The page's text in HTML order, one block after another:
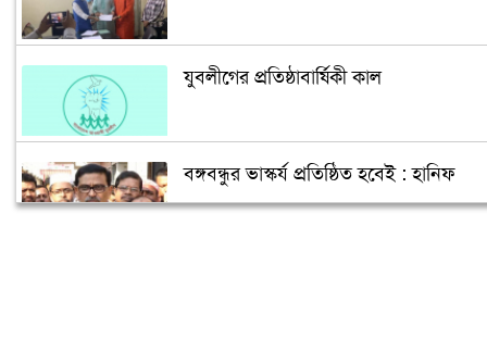
যুবলীগের প্রতিষ্ঠাবার্ষিকী কাল
বঙ্গবন্ধুর ভাস্কর্য প্রতিষ্ঠিত হবেই : হানিফ